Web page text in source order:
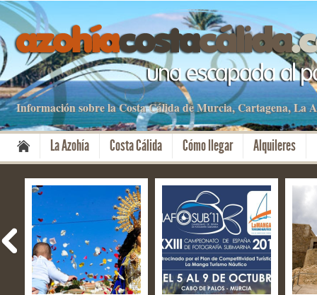
Información sobre la Costa Cálida de Murcia, Cartagena, La
La Azohía Costa Cálida Cómo llegar Alquileres
Fiestas del Milagro –
Mazarrón
08 Nov 2019
No Comment
By apartamentos
NAFOSUB – La Manga
del Mar Menor y Cabo
de Palos
13 Oct 2019
No Comment
By apartamentos
28
No
By